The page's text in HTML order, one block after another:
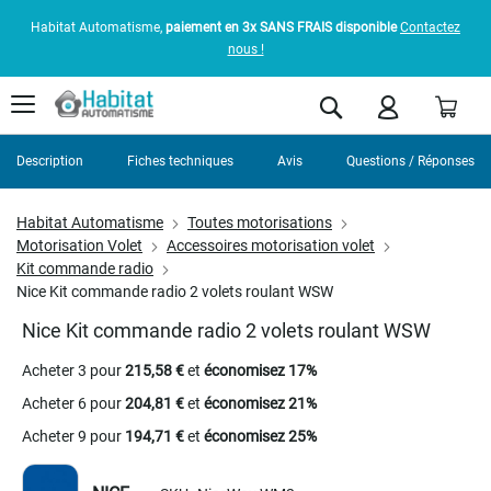
Habitat Automatisme, paiement en 3x SANS FRAIS disponible Contactez
nous !
Rechercher
Habitat Automatisme
Toutes motorisations
Motorisation Volet
Accessoires motorisation volet
Kit commande radio
Nice Kit commande radio 2 volets roulant WSW
Nice Kit commande radio 2 volets roulant WSW
Acheter 3 pour215,58 €et économisez 17%
Acheter 6 pour204,81 €et économisez21%
Acheter 9 pour 194,71 €et économisez25%
Description Fiches techniques Avis Questions / Réponses